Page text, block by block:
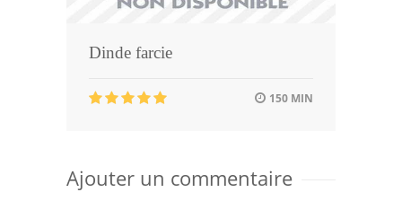
Dinde farcie
150 MIN
Ajouter un commentaire